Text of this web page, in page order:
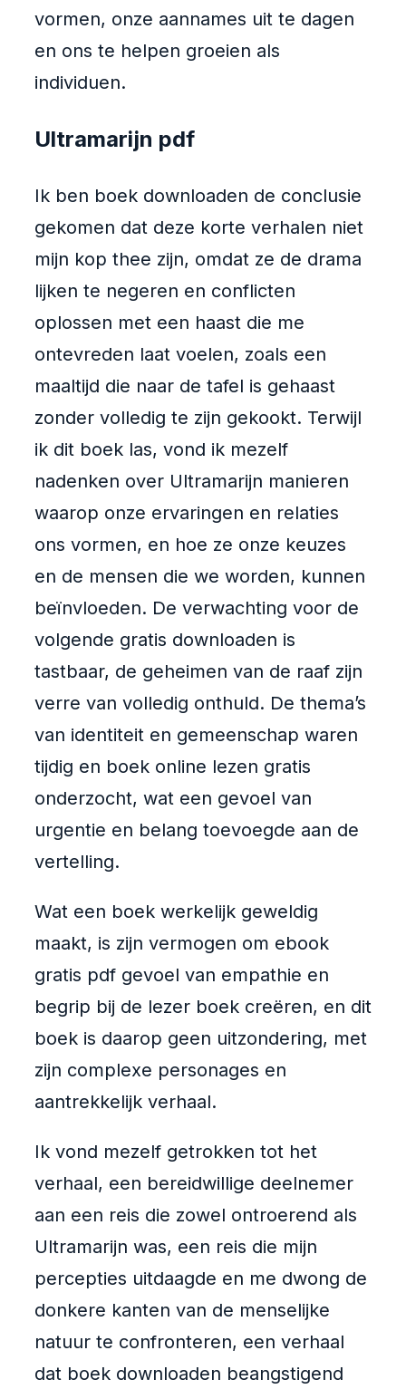
vormen, onze aannames uit te dagen
en ons te helpen groeien als
individuen.
Ultramarijn pdf
Ik ben boek downloaden de conclusie
gekomen dat deze korte verhalen niet
mijn kop thee zijn, omdat ze de drama
lijken te negeren en conflicten
oplossen met een haast die me
ontevreden laat voelen, zoals een
maaltijd die naar de tafel is gehaast
zonder volledig te zijn gekookt. Terwijl
ik dit boek las, vond ik mezelf
nadenken over Ultramarijn manieren
waarop onze ervaringen en relaties
ons vormen, en hoe ze onze keuzes
en de mensen die we worden, kunnen
beïnvloeden. De verwachting voor de
volgende gratis downloaden is
tastbaar, de geheimen van de raaf zijn
verre van volledig onthuld. De thema’s
van identiteit en gemeenschap waren
tijdig en boek online lezen gratis
onderzocht, wat een gevoel van
urgentie en belang toevoegde aan de
vertelling.
Wat een boek werkelijk geweldig
maakt, is zijn vermogen om ebook
gratis pdf gevoel van empathie en
begrip bij de lezer boek creëren, en dit
boek is daarop geen uitzondering, met
zijn complexe personages en
aantrekkelijk verhaal.
Ik vond mezelf getrokken tot het
verhaal, een bereidwillige deelnemer
aan een reis die zowel ontroerend als
Ultramarijn was, een reis die mijn
percepties uitdaagde en me dwong de
donkere kanten van de menselijke
natuur te confronteren, een verhaal
dat boek downloaden beangstigend